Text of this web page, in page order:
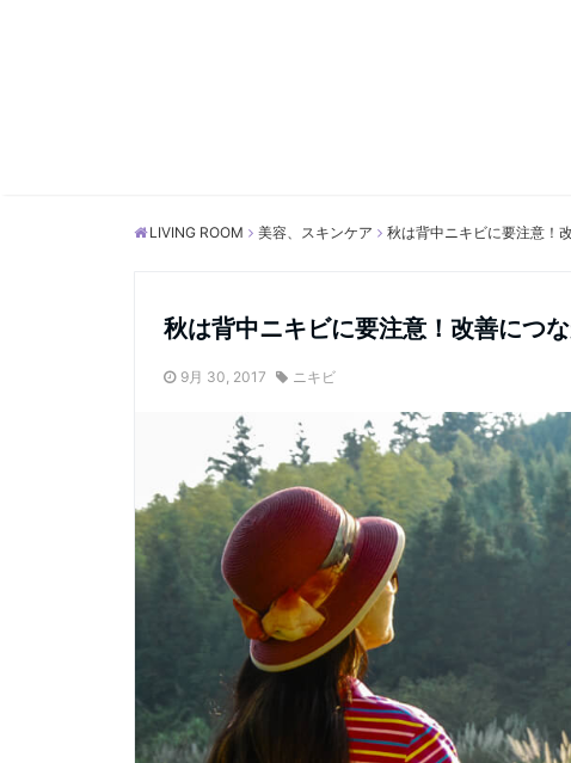
LIVING ROOM 美容、スキンケア 秋は背中ニキビに要注意！
秋は背中ニキビに要注意！改善につ
9月 30, 2017 ニキビ